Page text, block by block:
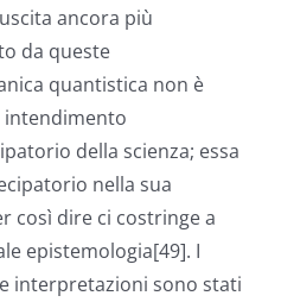
ancora più
da queste
quantistica non è
intendimento
della scienza; essa
nella sua
così dire ci costringe a
epistemologia[49]. I
interpretazioni sono stati